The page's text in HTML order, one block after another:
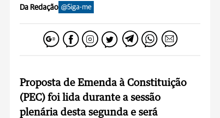
Da Redação @Siga-me
Proposta de Emenda à Constituição
(PEC) foi lida durante a sessão
plenária desta segunda e será